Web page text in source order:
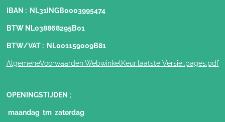
IBAN : NL31INGB0003995474
BTW NL038868295B01
BTW/VAT : NL001159009B81
AlgemeneVoorwaarden:WebwinkelKeur:laatste Versie..pages.pdf
OPENINGSTIJDEN ;
maandag tm zaterdag